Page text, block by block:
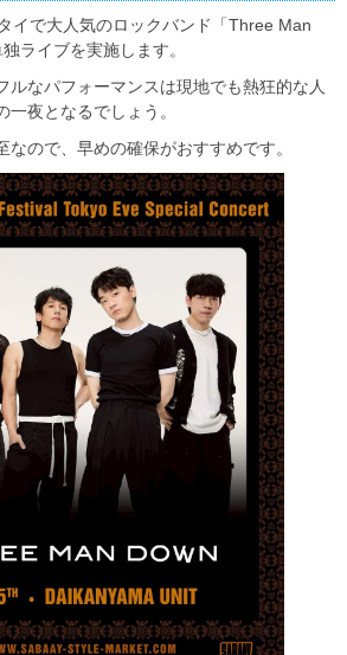
イで大人気のロックバンド「Three Man
ライブを実施します。
ルなパフォーマンスは現地でも熱狂的な人
夜となるでしょう。
ので、早めの確保がおすすめです。